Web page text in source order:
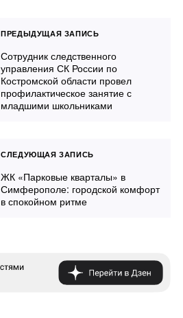
ПРЕДЫДУЩАЯ ЗАПИСЬ
Сотрудник следственного
управления СК России по
Костромской области провел
профилактическое занятие с
младшими школьниками
СЛЕДУЮЩАЯ ЗАПИСЬ
ЖК «Парковые кварталы» в
Симферополе: городской комфорт
в спокойном ритме